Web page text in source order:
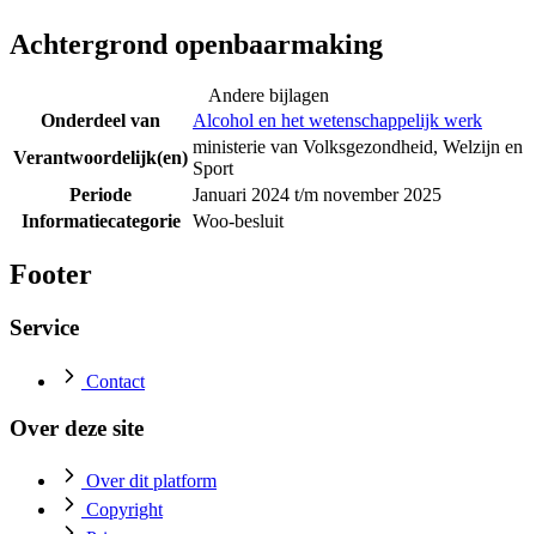
Achtergrond openbaarmaking
Andere bijlagen
Onderdeel van
Alcohol en het wetenschappelijk werk
Verantwoordelijk(en)
ministerie van Volksgezondheid, Welzijn en
Sport
Periode
Januari 2024 t/m november 2025
Informatiecategorie
Woo-besluit
Footer
Service
Contact
Over deze site
Over dit platform
Copyright